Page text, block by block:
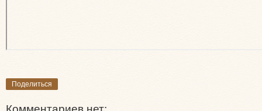
Поделиться